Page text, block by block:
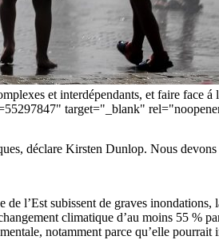
et interdépendants, et faire face
target="_blank"
déclare Kirsten Dunlop. Nous
l’Est subissent de graves
climatique d’au moins 55 %
notamment parce qu’elle pourrait